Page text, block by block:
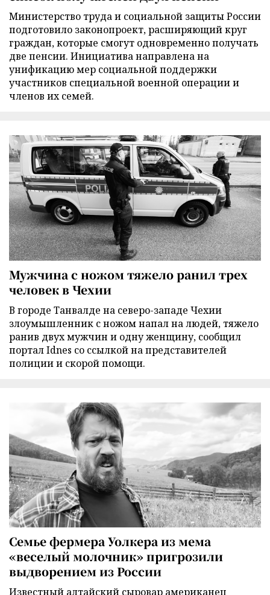
Министерство труда и социальной защиты России
подготовило законопроект, расширяющий круг
граждан, которые смогут одновременно получать
две пенсии. Инициатива направлена на
унификацию мер социальной поддержки
участников специальной военной операции и
членов их семей.
Мужчина с ножом тяжело ранил трех
человек в Чехии
В городе Танвалде на северо-западе Чехии
злоумышленник с ножом напал на людей, тяжело
ранив двух мужчин и одну женщину, сообщил
портал Idnes со ссылкой на представителей
полиции и скорой помощи.
Семье фермера Уолкера из мема
«веселый молочник» пригрозили
выдворением из России
Известный алтайский сыровар американец